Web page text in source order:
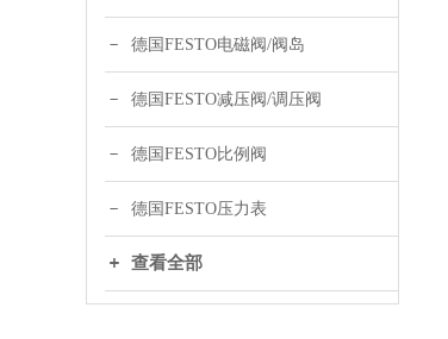
德国FESTO电磁阀/阀岛
德国FESTO减压阀/调压阀
德国FESTO比例阀
德国FESTO压力表
查看全部